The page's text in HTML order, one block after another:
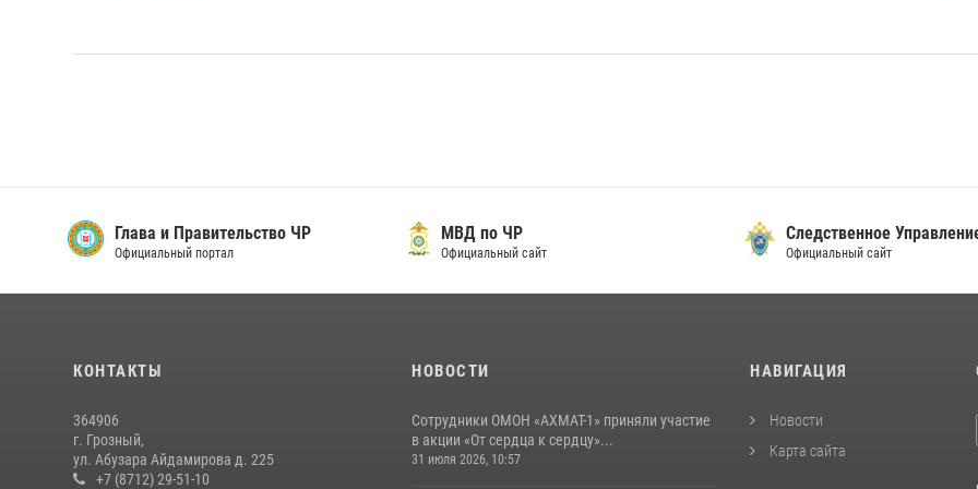
Глава и Правительство ЧР
Официальный портал
МВД по ЧР
Официальный сайт
Следственное
Официальный сайт
КОНТАКТЫ
364906
г. Грозный,
ул. Абузара Айдамирова д. 225
+7 (8712) 29-51-10
НОВОСТИ
Сотрудники ОМОН «АХМАТ-1» приняли участие
в акции «От сердца к сердцу»...
31 июля 2026, 10:57
НАВИГАЦИЯ
Новости
Карта сайта